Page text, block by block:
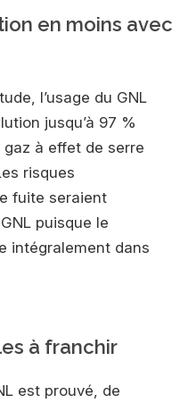
en moins avec
l’usage du GNL
jusqu’à 97 %
à effet de serre
risques
fuite seraient
puisque le
intégralement dans
à franchir
est prouvé, de